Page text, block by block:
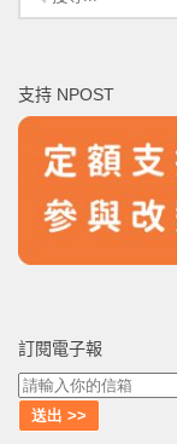
尋
字:
支持 NPOST
訂閱電子報